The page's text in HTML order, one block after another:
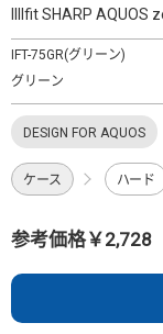
IIIIfit SHARP AQUOS
IFT-75GR(グリーン)
グリーン
DESIGN FOR AQUOS
ケース ハード
参考価格￥2,728